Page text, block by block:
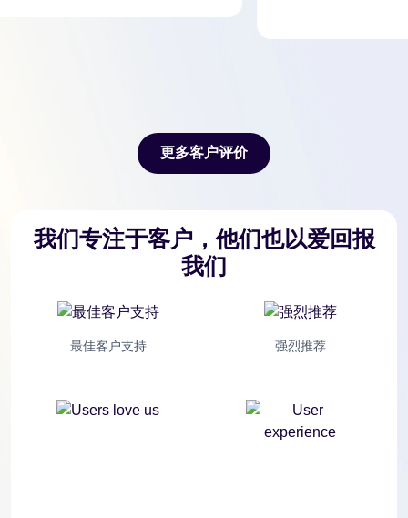
更多客户评价
我们专注于客户，他们也以爱回报
我们
最佳客户支持 强烈推荐